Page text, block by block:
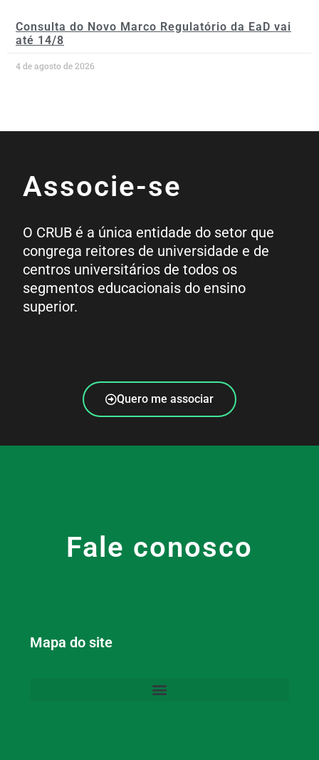
Consulta do Novo Marco Regulatório da EaD vai
até 14/8
4 de agosto de 2026
Associe-se
O CRUB é a única entidade do setor que
congrega reitores de universidade e de
centros universitários de todos os
segmentos educacionais do ensino
superior.
Quero me associar
Fale conosco
Mapa do site